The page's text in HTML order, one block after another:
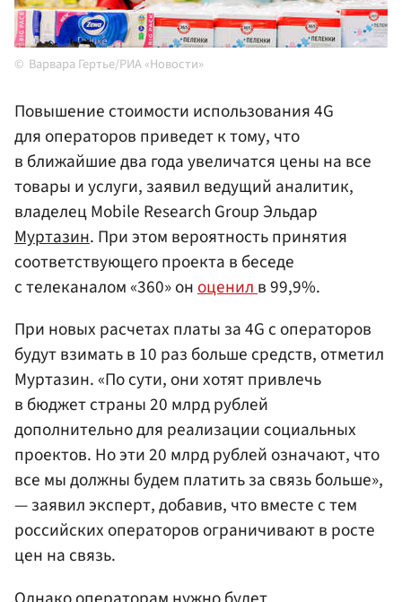
Варвара Гертье/РИА «Новости»
Повышение стоимости использования 4G
для операторов приведет к тому, что
в ближайшие два года увеличатся цены на все
товары и услуги, заявил ведущий аналитик,
владелец Mobile Research Group Эльдар
Муртазин. При этом вероятность принятия
соответствующего проекта в беседе
с телеканалом «360» оноценилв 99,9%.
При новых расчетах платы за 4G с операторов
будут взимать в 10 раз больше средств, отметил
Муртазин. «По сути, они хотят привлечь
в бюджет страны 20 млрд рублей
дополнительно для реализации социальных
проектов. Но эти 20 млрд рублей означают, что
все мы должны будем платить за связь больше»,
— заявил эксперт, добавив, что вместе с тем
российских операторов ограничивают в росте
цен на связь.